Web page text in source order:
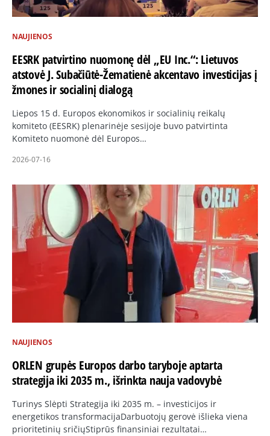
NAUJIENOS
EESRK patvirtino nuomonę dėl „EU Inc.“: Lietuvos
atstovė J. Subačiūtė-Žematienė akcentavo investicijas į
žmones ir socialinį dialogą
Liepos 15 d. Europos ekonomikos ir socialinių reikalų
komiteto (EESRK) plenarinėje sesijoje buvo patvirtinta
Komiteto nuomonė dėl Europos…
2026-07-16
NAUJIENOS
ORLEN grupės Europos darbo taryboje aptarta
strategija iki 2035 m., išrinkta nauja vadovybė
Turinys Slėpti Strategija iki 2035 m. – investicijos ir
energetikos transformacijaDarbuotojų gerovė išlieka viena
prioritetinių sričiųStiprūs finansiniai rezultatai…